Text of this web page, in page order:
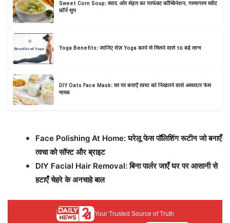
Sweet Corn Soup: स्वाद और सेहत का परफेक्ट कॉम्बिनेशन, गरमागरम स्वीट
कॉर्न सूप
Yoga Benefits: जानिए रोज़ Yoga करने से मिलने वाले 10 बड़े लाभ
DIY Oats Face Mask: घर पर बनाएँ त्वचा को निखारने वाले असरदार फेस
मास्क
Face Polishing At Home: घरेलू फेस पॉलिशिंग रूटीन जो बनाएँ
त्वचा को सॉफ्ट और ब्राइट
DIY Facial Hair Removal: बिना पार्लर जाएँ घर पर आसानी से
हटाएँ चेहरे के अनचाहे बाल
Your Trusted Source of Truth